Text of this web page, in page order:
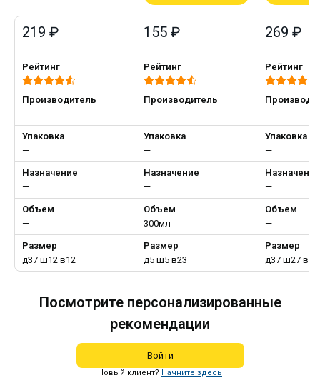
219 ₽ 155 ₽ 269 ₽
Рейтинг Рейтинг Рейтинг
Производитель
—
Производитель
—
—
Упаковка
—
Упаковка
—
Упаковка
—
Назначение
—
Назначение
—
Назначение
—
Объем
—
Объем
300мл
Объем
—
Размер
д37 ш12 в12
Размер
д5 ш5 в23
Размер
д37 ш27 в26
Посмотрите персонализированные
рекомендации
Войти
Новый клиент? Начните здесь